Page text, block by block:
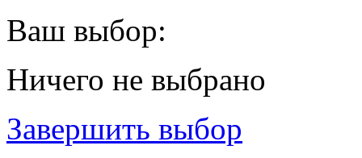
Ваш выбор:
Ничего не выбрано
Завершить выбор